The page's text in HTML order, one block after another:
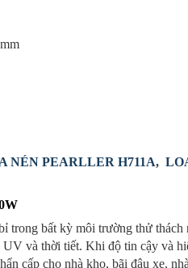
NÉN PEARLLER H711A,
trong bất kỳ môi trường thử
và thời tiết. Khi độ tin cậy và
cấp cho nhà kho, bãi đậu xe,